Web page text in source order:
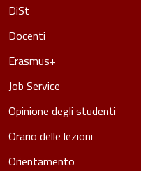
DiSt
Docenti
Erasmus+
Job Service
Opinione degli studenti
Orario delle lezioni
Orientamento